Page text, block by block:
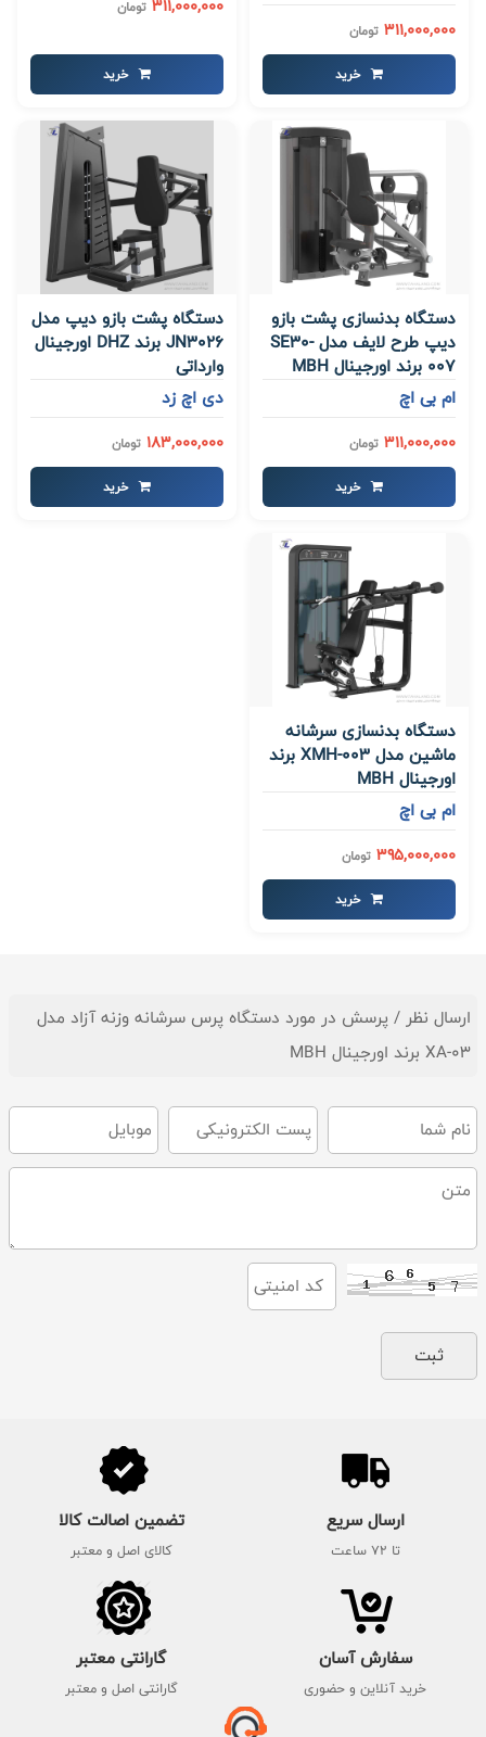
311,000,000 تومان
خرید
311,000,000 تومان
خرید
دستگاه بدنسازی پشت بازو
دیپ طرح لایف مدل SE30-
007 برند اورجینال MBH
ام بی اچ
311,000,000 تومان
خرید
دستگاه پشت بازو دیپ مدل
JN3026 برند DHZ اورجینال
وارداتی
دی اچ زد
183,000,000 تومان
خرید
دستگاه بدنسازی سرشانه
ماشین مدل XMH-003 برند
اورجینال MBH
ام بی اچ
395,000,000 تومان
خرید
ارسال نظر / پرسش در مورد دستگاه پرس سرشانه وزنه آزاد مدل
XA-03 برند اورجینال MBH
ارسال سریع
تا 72 ساعت
تضمین اصالت کالا
کالای اصل و معتبر
سفارش آسان
خرید آنلاین و حضوری
گارانتی معتبر
گارانتی اصل و معتبر